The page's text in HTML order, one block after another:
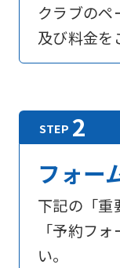
クラブのペ
及び料金を
フォー
下記の「重
「予約フ
い。